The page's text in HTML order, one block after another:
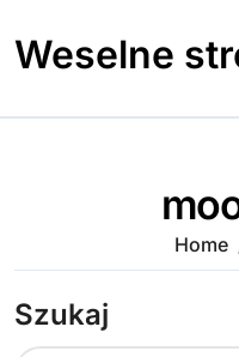
to
content
Weselne
Home
Szukaj